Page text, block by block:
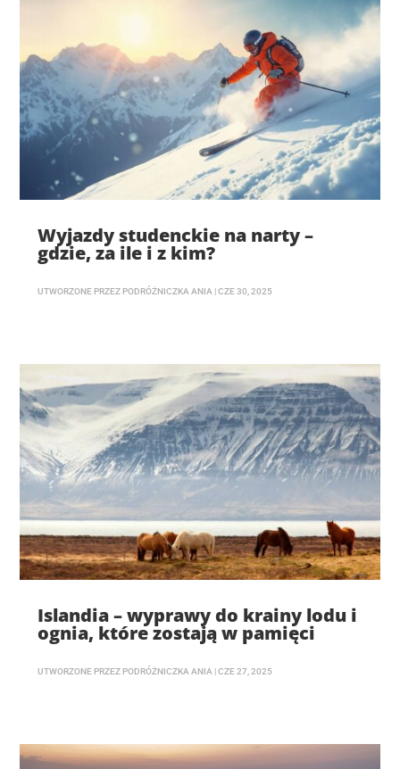
Wyjazdy studenckie na narty –
gdzie, za ile i z kim?
UTWORZONE PRZEZ PODRÓŻNICZKA ANIA |CZE 30, 2025
Islandia – wyprawy do krainy lodu i
ognia, które zostają w pamięci
UTWORZONE PRZEZ PODRÓŻNICZKA ANIA |CZE 27, 2025